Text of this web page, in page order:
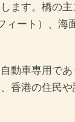
ます。橋の
ート）、
動車専用で
港の住民